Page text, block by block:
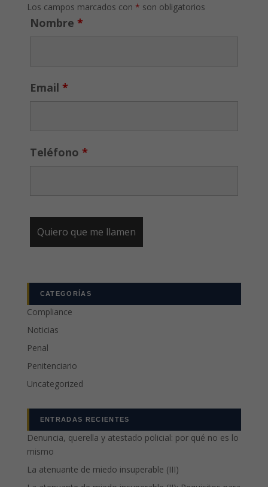
Los campos marcados con * son obligatorios
Nombre *
Email *
Teléfono *
CATEGORÍAS
Compliance
Noticias
Penal
Penitenciario
Uncategorized
ENTRADAS RECIENTES
Denuncia, querella y atestado policial: por qué no es lo
mismo
La atenuante de miedo insuperable (III)